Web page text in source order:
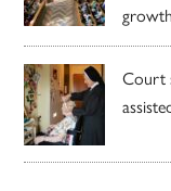
growth
Court